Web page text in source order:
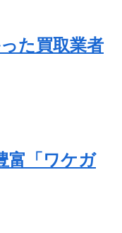
た買取業者
富「ワケガ